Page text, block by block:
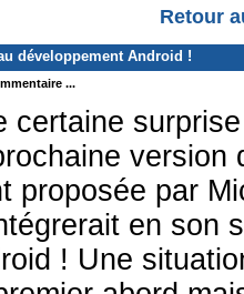
Retour
développement Android !
...
certaine
version
proposée par
en son
! Une